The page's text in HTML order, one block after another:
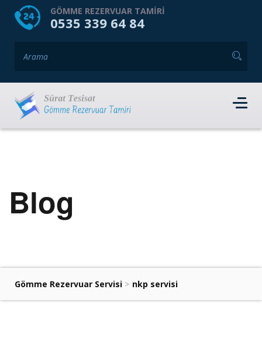
HOME HAKKIMIZDA
GÖMME REZERVUAR TAMIRI
0535 339 64 84
Blog
Gömme Rezervuar Servisi > nkp servisi